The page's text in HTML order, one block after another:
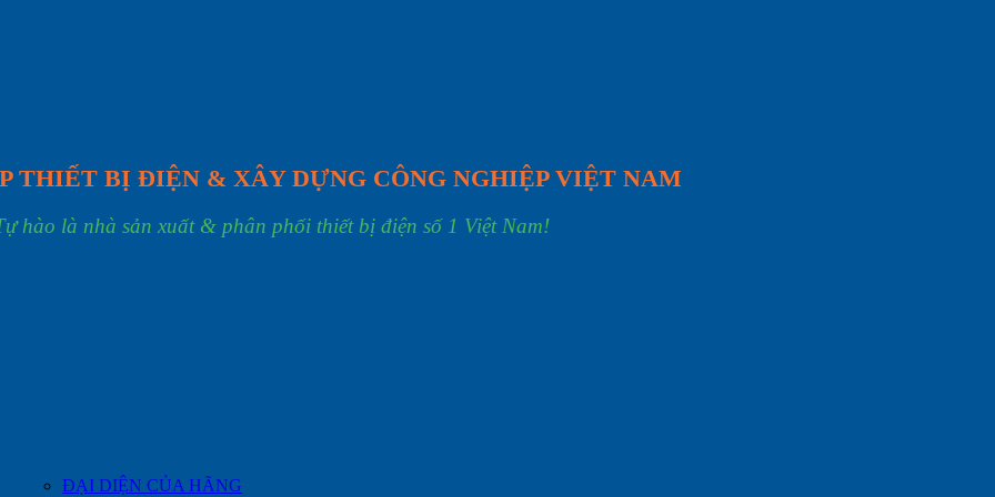
THIẾT BỊ ĐIỆN & XÂY DỰNG CÔNG NGHIỆP VIỆT NAM
hào là nhà sản xuất & phân phối thiết bị điện số 1 Việt Nam!
ĐẠI DIỆN CỦA HÃNG